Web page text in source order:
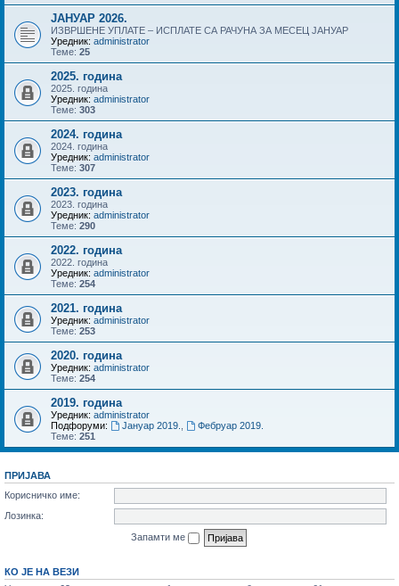
ЈАНУАР 2026.
ИЗВРШЕНЕ УПЛАТЕ – ИСПЛАТЕ СА РАЧУНА ЗА МЕСЕЦ ЈАНУАР
Уредник: administrator
Теме: 25
2025. година
2025. година
Уредник: administrator
Теме: 303
2024. година
2024. година
Уредник: administrator
Теме: 307
2023. година
2023. година
Уредник: administrator
Теме: 290
2022. година
2022. година
Уредник: administrator
Теме: 254
2021. година
Уредник: administrator
Теме: 253
2020. година
Уредник: administrator
Теме: 254
2019. година
Уредник: administrator
Подфоруми:
Јануар 2019.
Фебруар 2019.
Теме: 251
ПРИЈАВА
Корисничко име:
Лозинка:
Запамти ме
КО ЈЕ НА ВЕЗИ